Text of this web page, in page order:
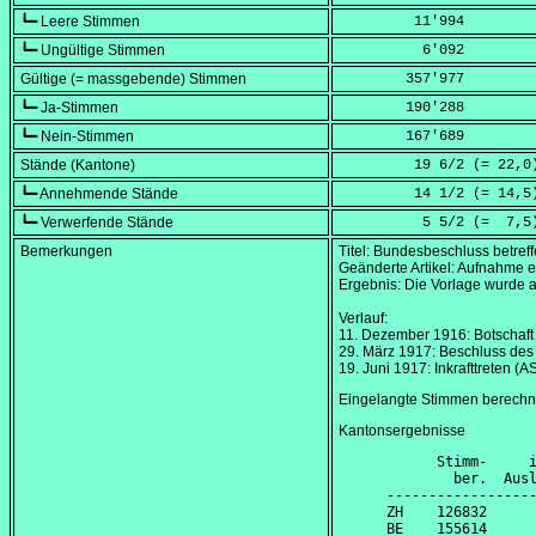
┗━ Leere Stimmen
         11'994
┗━ Ungültige Stimmen
          6'092
Gültige (= massgebende) Stimmen
        357'977
┗━ Ja-Stimmen
        190'288
┗━ Nein-Stimmen
        167'689
Stände (Kantone)
         19 6/2 (=
22,0
┗━ Annehmende Stände
         14 1/2 (=
14,5
┗━ Verwerfende Stände
          5 5/2 (=
  7,5
Bemerkungen
Titel: Bundesbeschluss
Geänderte Artikel: Aufnahme
Ergebnis: Die Vorlage wurde
Verlauf:
11. Dezember 1916:
29. März 1917: Beschluss
19. Juni 1917: Inkrafttreten
Eingelangte Stimmen
Kantonsergebnisse
Stimm-
ber.
ZH    126832
BE    155614